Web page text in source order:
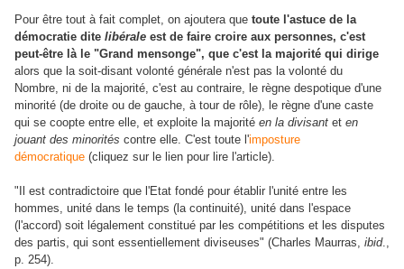
Pour être tout à fait complet, on ajoutera que toute l'astuce de la
démocratie dite libérale est de faire croire aux personnes, c'est
peut-être là le "Grand mensonge", que c'est la majorité qui dirige
alors que la soit-disant volonté générale n'est pas la volonté du
Nombre, ni de la majorité, c'est au contraire, le règne despotique d'une
minorité (de droite ou de gauche, à tour de rôle), le règne d'une caste
qui se coopte entre elle, et exploite la majorité en la divisant et en
jouant des minorités contre elle. C'est toute l'imposture
démocratique (cliquez sur le lien pour lire l'article).
"Il est contradictoire que l'Etat fondé pour établir l'unité entre les
hommes, unité dans le temps (la continuité), unité dans l'espace
(l'accord) soit légalement constitué par les compétitions et les disputes
des partis, qui sont essentiellement diviseuses" (Charles Maurras, ibid.,
p. 254).